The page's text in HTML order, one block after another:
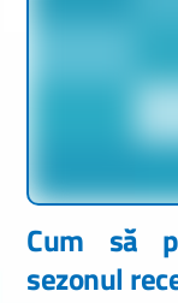
Cum să
sezonul